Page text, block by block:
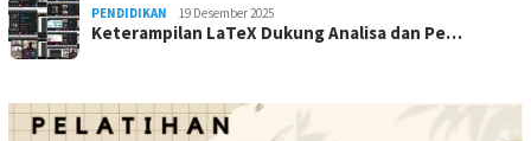
PENDIDIKAN 19 Desember 2025
Keterampilan LaTeX Dukung Analisa dan Pe…